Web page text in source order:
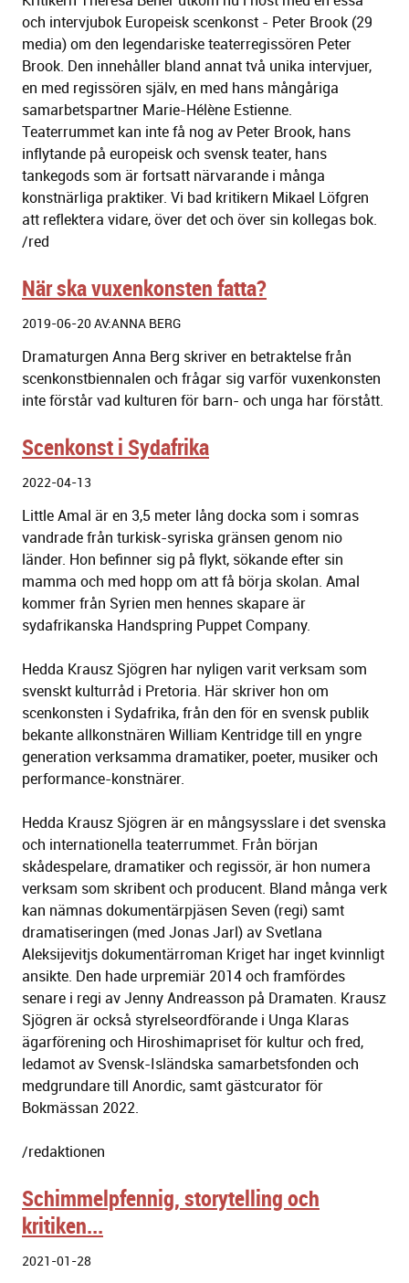
och intervjubok Europeisk scenkonst - Peter Brook (29
media) om den legendariske teaterregissören Peter
Brook. Den innehåller bland annat två unika intervjuer,
en med regissören själv, en med hans mångåriga
samarbetspartner Marie-Hélène Estienne.
Teaterrummet kan inte få nog av Peter Brook, hans
inflytande på europeisk och svensk teater, hans
tankegods som är fortsatt närvarande i många
konstnärliga praktiker. Vi bad kritikern Mikael Löfgren
att reflektera vidare, över det och över sin kollegas bok.
/red
När ska vuxenkonsten fatta?
2019-06-20 AV:ANNA BERG
Dramaturgen Anna Berg skriver en betraktelse från
scenkonstbiennalen och frågar sig varför vuxenkonsten
inte förstår vad kulturen för barn- och unga har förstått.
Scenkonst i Sydafrika
2022-04-13
Little Amal är en 3,5 meter lång docka som i somras
vandrade från turkisk-syriska gränsen genom nio
länder. Hon befinner sig på flykt, sökande efter sin
mamma och med hopp om att få börja skolan. Amal
kommer från Syrien men hennes skapare är
sydafrikanska Handspring Puppet Company.
Hedda Krausz Sjögren har nyligen varit verksam som
svenskt kulturråd i Pretoria. Här skriver hon om
scenkonsten i Sydafrika, från den för en svensk publik
bekante allkonstnären William Kentridge till en yngre
generation verksamma dramatiker, poeter, musiker och
performance-konstnärer.
Hedda Krausz Sjögren är en mångsysslare i det svenska
och internationella teaterrummet. Från början
skådespelare, dramatiker och regissör, är hon numera
verksam som skribent och producent. Bland många verk
kan nämnas dokumentärpjäsen Seven (regi) samt
dramatiseringen (med Jonas Jarl) av Svetlana
Aleksijevitjs dokumentärroman Kriget har inget kvinnligt
ansikte. Den hade urpremiär 2014 och framfördes
senare i regi av Jenny Andreasson på Dramaten. Krausz
Sjögren är också styrelseordförande i Unga Klaras
ägarförening och Hiroshimapriset för kultur och fred,
ledamot av Svensk-Isländska samarbetsfonden och
medgrundare till Anordic, samt gästcurator för
Bokmässan 2022.
/redaktionen
Schimmelpfennig, storytelling och
kritiken...
2021-01-28